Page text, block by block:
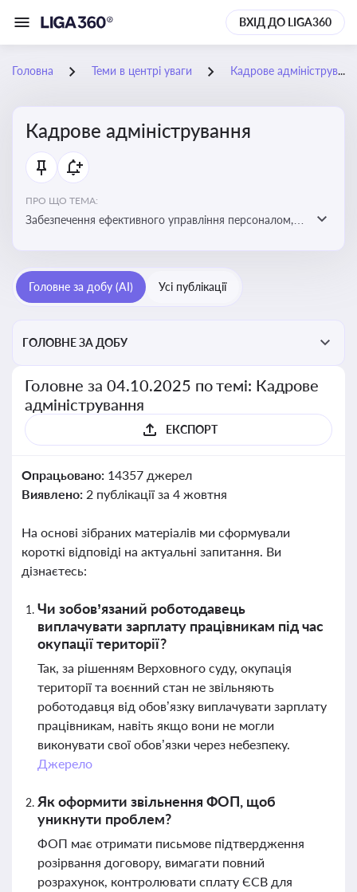
ВХІД ДО LIGA360
Головна Теми в центрі уваги Кадрове адміністрування
Кадрове адміністрування
ПРО ЩО ТЕМА:
Забезпечення ефективного управління персоналом,
Головне за добу (AI) Усі публікації
ГОЛОВНЕ ЗА ДОБУ
Головне за 04.10.2025 по темі: Кадрове
адміністрування
ЕКСПОРТ
Опрацьовано: 14357 джерел
Виявлено: 2 публікації за 4 жовтня
На основі зібраних матеріалів ми сформували
короткі відповіді на актуальні запитання. Ви
дізнаєтесь:
Чи зобов’язаний роботодавець
виплачувати зарплату працівникам під час
окупації території?
Так, за рішенням Верховного суду, окупація
території та воєнний стан не звільняють
роботодавця від обов’язку виплачувати зарплату
працівникам, навіть якщо вони не могли
виконувати свої обов’язки через небезпеку.
Джерело
Як оформити звільнення ФОП, щоб
уникнути проблем?
ФОП має отримати письмове підтвердження
розірвання договору, вимагати повний
розрахунок, контролювати сплату ЄСВ для